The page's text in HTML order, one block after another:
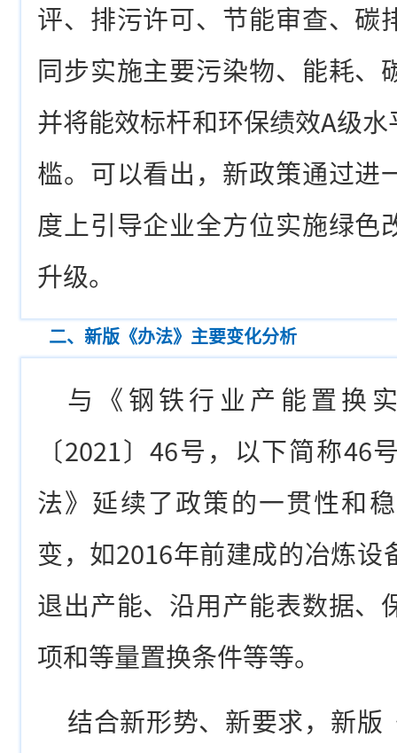
评、排污许可、节能审查、碳
同步实施主要污染物、能耗、
并将能效标杆和环保绩效A级
槛。可以看出，新政策通过进
度上引导企业全方位实施绿色
升级。
二、新版《办法》主要变化分析
与《钢铁行业产能置换
〔2021〕46号，以下简称46
法》延续了政策的一贯性和
变，如2016年前建成的冶炼设
退出产能、沿用产能表数据
项和等量置换条件等等。
结合新形势、新要求，新版